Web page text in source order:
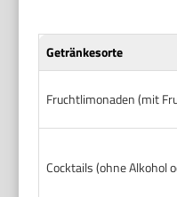
Getränkesorte
Fruchtlimonaden (mit
Cocktails (ohne Alkohol